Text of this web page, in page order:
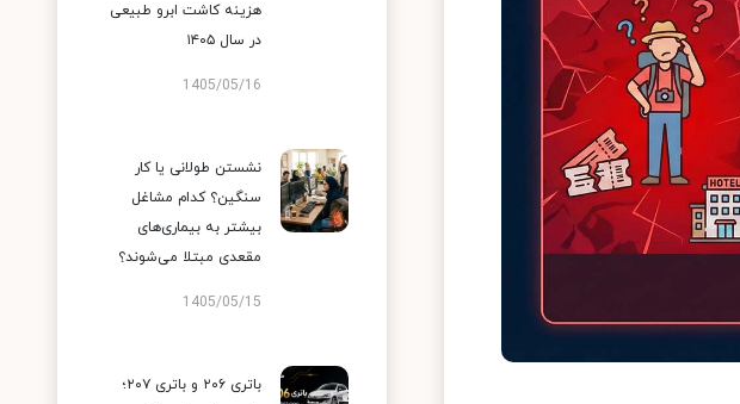
هزینه کاشت ابرو طبیعی
در سال ۱۴۰۵
1405/05/16
نشستن طولانی یا کار
سنگین؟ کدام مشاغل
بیشتر به بیماری‌های
مقعدی مبتلا می‌شوند؟
1405/05/15
باتری ۲۰۶ و باتری ۲۰۷؛